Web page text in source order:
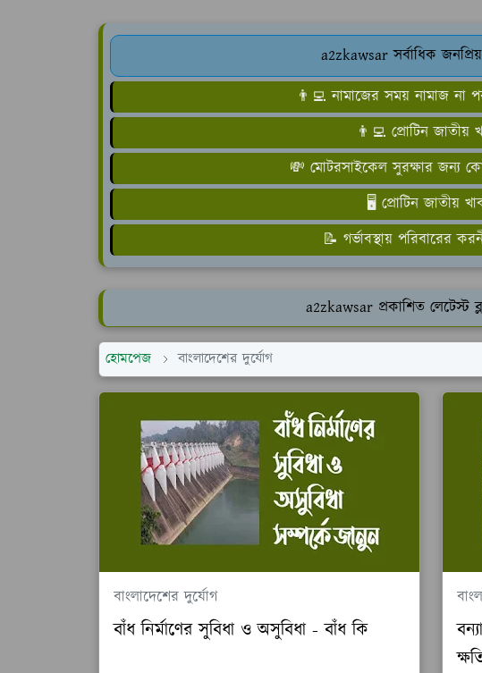
a2zkawsar সর্বাধিক
👨‍💻 নামাজের সময় নামাজ না
👨‍💻 প্রোটিন জাতীয়
💸 মোটরসাইকেল সুরক্ষার জন্য
🖥️ প্রোটিন জাতীয়
📝 গর্ভাবস্থায় পরিবারের
a2zkawsar প্রকাশিত লেটেস্ট
হোমপেজ বাংলাদেশের দুর্যোগ
বাংলাদেশের দুর্যোগ
বাঁধ নির্মাণের সুবিধা ও অসুবিধা - বাঁধ কি